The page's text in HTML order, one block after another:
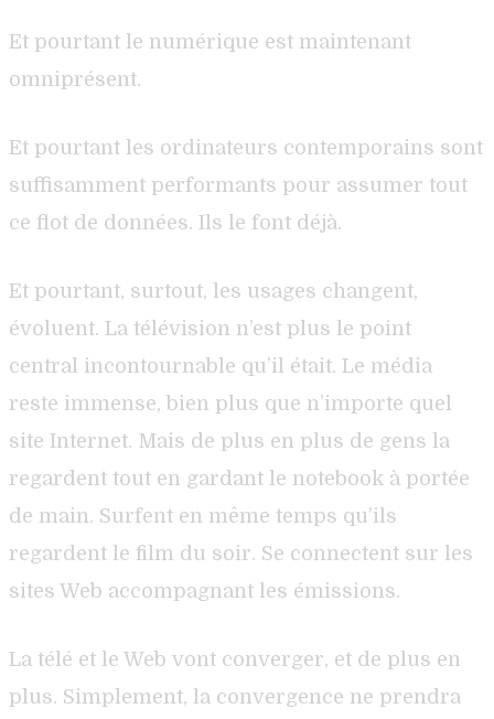
Et pourtant le numérique est maintenant
omniprésent.
Et pourtant les ordinateurs contemporains sont
suffisamment performants pour assumer tout
ce flot de données. Ils le font déjà.
Et pourtant, surtout, les usages changent,
évoluent. La télévision n’est plus le point
central incontournable qu’il était. Le média
reste immense, bien plus que n’importe quel
site Internet. Mais de plus en plus de gens la
regardent tout en gardant le notebook à portée
de main. Surfent en même temps qu’ils
regardent le film du soir. Se connectent sur les
sites Web accompagnant les émissions.
La télé et le Web vont converger, et de plus en
plus. Simplement, la convergence ne prendra